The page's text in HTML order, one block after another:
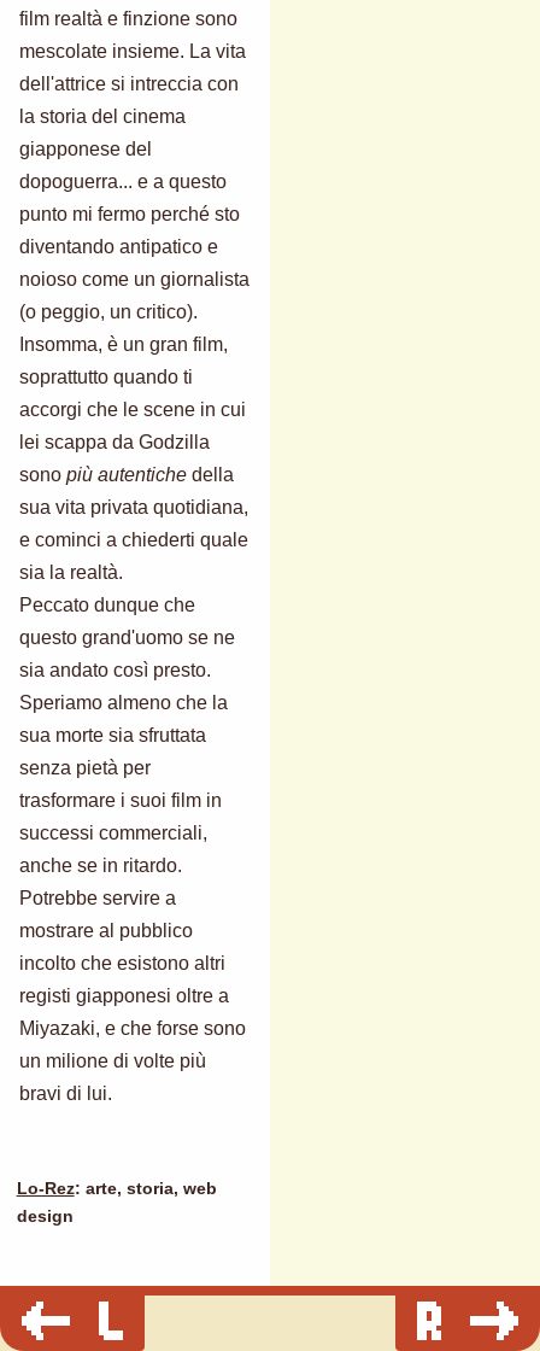
film realtà e finzione sono
mescolate insieme. La vita
dell'attrice si intreccia con
la storia del cinema
giapponese del
dopoguerra... e a questo
punto mi fermo perché sto
diventando antipatico e
noioso come un giornalista
(o peggio, un critico).
Insomma, è un gran film,
soprattutto quando ti
accorgi che le scene in cui
lei scappa da Godzilla
sono più autentiche della
sua vita privata quotidiana,
e cominci a chiederti quale
sia la realtà.
Peccato dunque che
questo grand'uomo se ne
sia andato così presto.
Speriamo almeno che la
sua morte sia sfruttata
senza pietà per
trasformare i suoi film in
successi commerciali,
anche se in ritardo.
Potrebbe servire a
mostrare al pubblico
incolto che esistono altri
registi giapponesi oltre a
Miyazaki, e che forse sono
un milione di volte più
bravi di lui.
Lo-Rez: arte, storia, web
design